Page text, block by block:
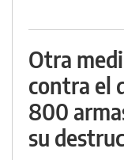
Otra
contra el
800
su